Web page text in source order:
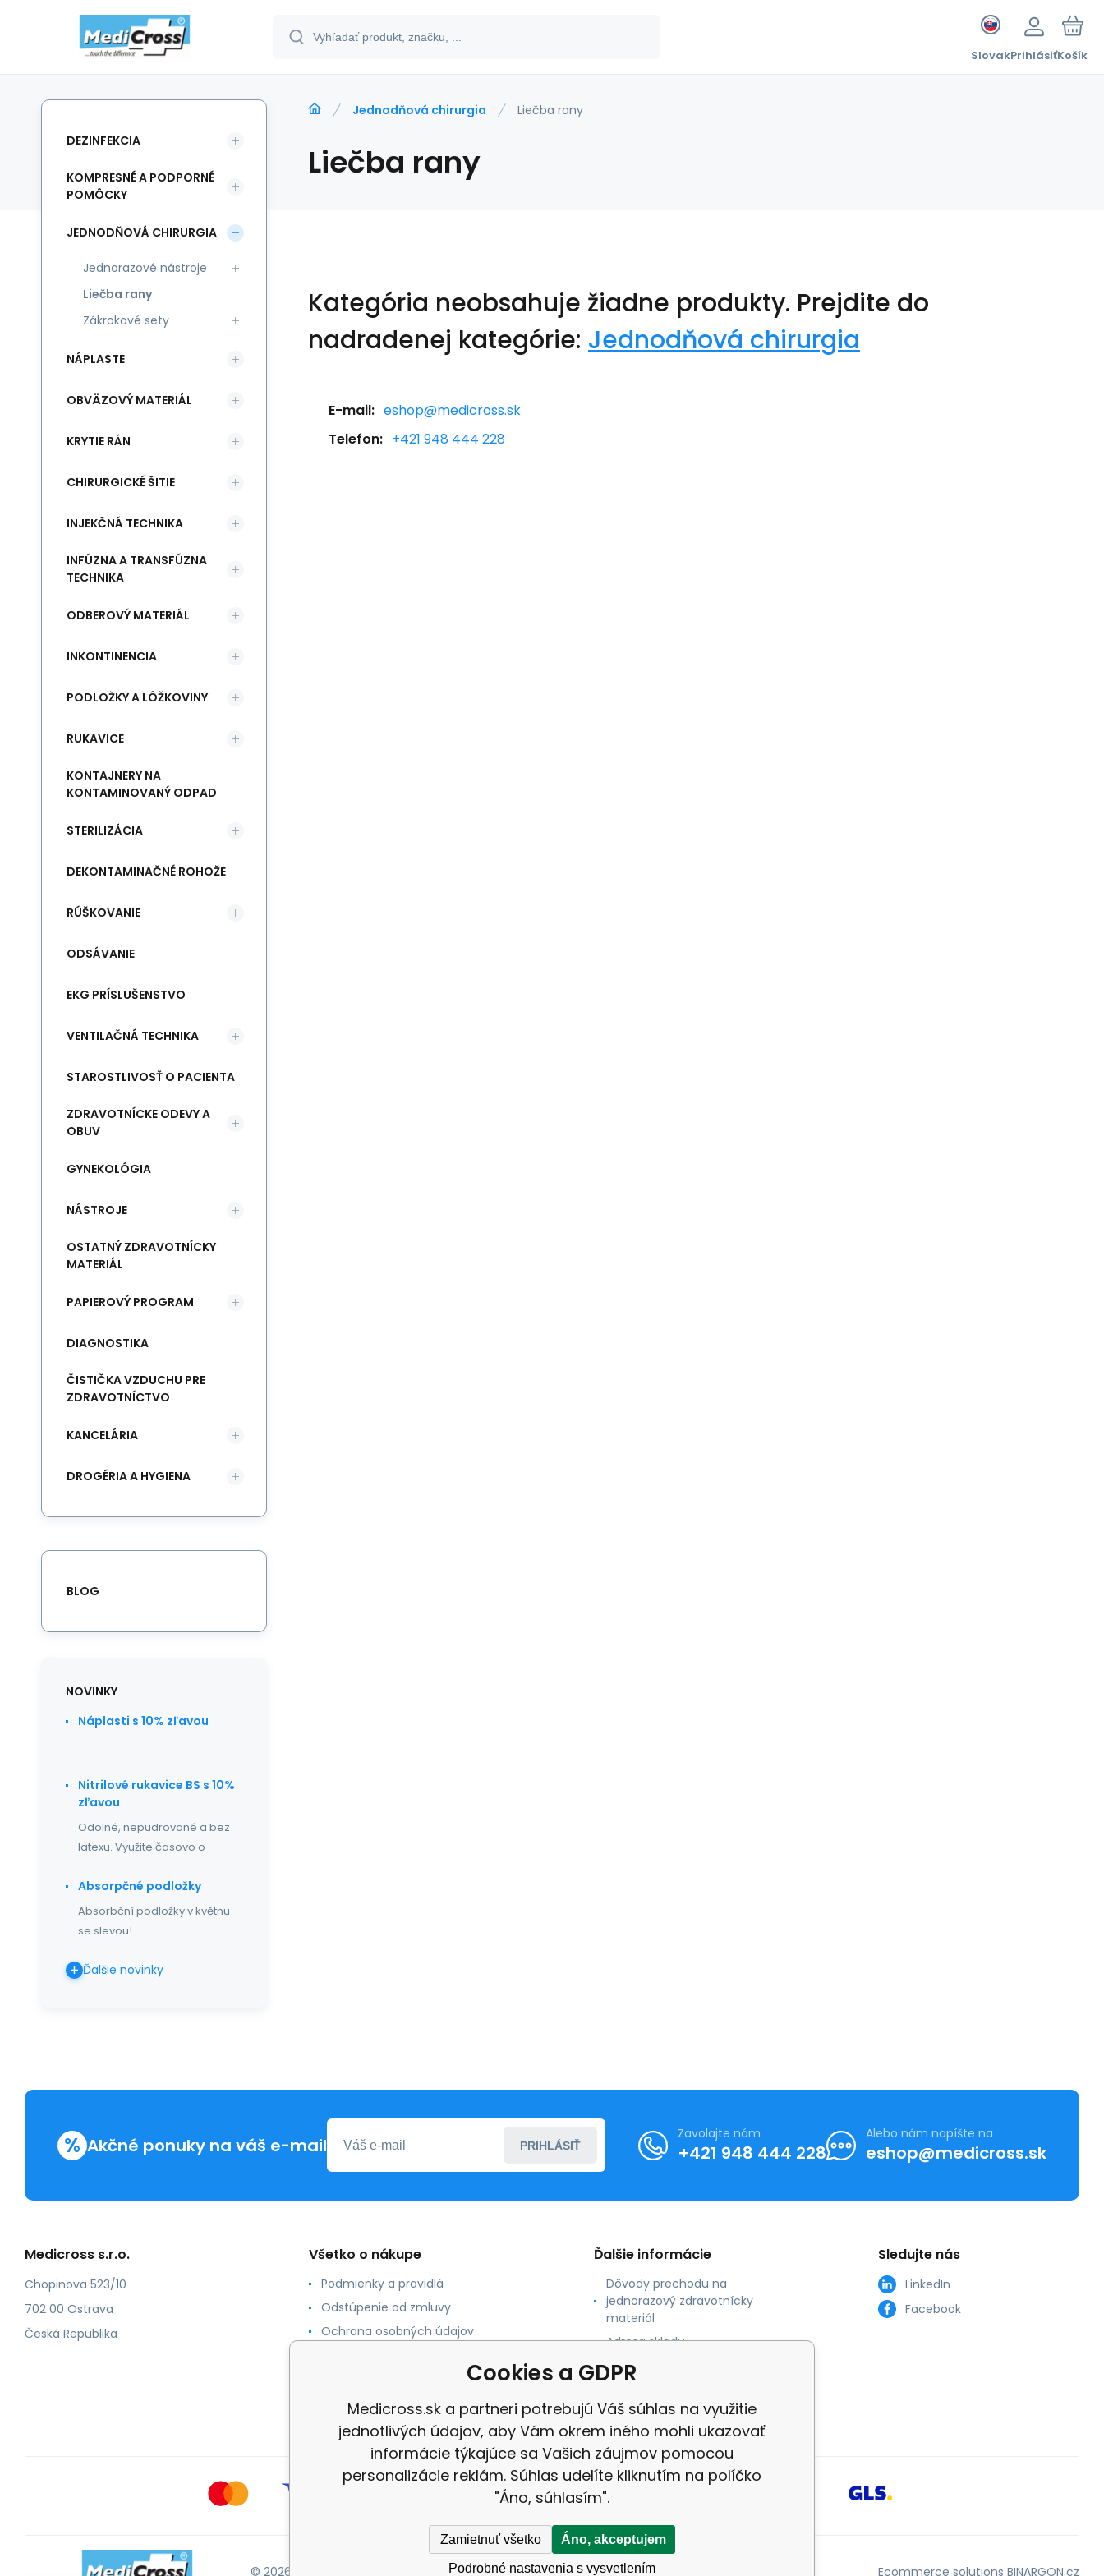
SlovakPrihlásiťKošík
Jednodňová chirurgia Liečba rany
Liečba rany
Kategória neobsahuje žiadne produkty. Prejdite do
nadradenej kategórie: Jednodňová chirurgia
E-mail: eshop@medicross.sk
Telefon: +421 948 444 228
DEZINFEKCIA
KOMPRESNÉ A PODPORNÉ
POMÔCKY
JEDNODŇOVÁ CHIRURGIA
Jednorazové nástroje
Liečba rany
Zákrokové sety
NÁPLASTE
OBVÄZOVÝ MATERIÁL
KRYTIE RÁN
CHIRURGICKÉ ŠITIE
INJEKČNÁ TECHNIKA
INFÚZNA A TRANSFÚZNA
TECHNIKA
ODBEROVÝ MATERIÁL
INKONTINENCIA
PODLOŽKY A LÔŽKOVINY
RUKAVICE
KONTAJNERY NA
KONTAMINOVANÝ ODPAD
STERILIZÁCIA
DEKONTAMINAČNÉ ROHOŽE
RÚŠKOVANIE
ODSÁVANIE
EKG PRÍSLUŠENSTVO
VENTILAČNÁ TECHNIKA
STAROSTLIVOSŤ O PACIENTA
ZDRAVOTNÍCKE ODEVY A
OBUV
GYNEKOLÓGIA
NÁSTROJE
OSTATNÝ ZDRAVOTNÍCKY
MATERIÁL
PAPIEROVÝ PROGRAM
DIAGNOSTIKA
ČISTIČKA VZDUCHU PRE
ZDRAVOTNÍCTVO
KANCELÁRIA
DROGÉRIA A HYGIENA
BLOG
NOVINKY
Náplasti s 10% zľavou
Nitrilové rukavice BS s 10%
zľavou
Odolné, nepudrované a bez
latexu. Využite časovo o
Absorpčné podložky
Absorbční podložky v květnu
se slevou!
Ďalšie novinky
% Akčné ponuky na váš e-mail PRIHLÁSIŤ
Zavolajte nám
+421 948 444 228
Alebo nám napíšte na
eshop@medicross.sk
Medicross s.r.o.
Chopinova 523/10
702 00 Ostrava
Česká Republika
Všetko o nákupe
Podmienky a pravidlá
Odstúpenie od zmluvy
Ochrana osobných údajov
Kontaktné údaje
Ďalšie informácie
Dôvody prechodu na
jednorazový zdravotnícky
materiál
Adresa skladu
Sledujte nás
LinkedIn
Facebook
© 2026 Medicross.sk | Mapa stránok Ecommerce solutions BINARGON.cz
Cookies a GDPR
Medicross.sk a partneri potrebujú Váš súhlas na využitie
jednotlivých údajov, aby Vám okrem iného mohli ukazovať
informácie týkajúce sa Vašich záujmov pomocou
personalizácie reklám. Súhlas udelíte kliknutím na políčko
"Áno, súhlasím".
Zamietnuť všetko Áno, akceptujem
Podrobné nastavenia s vysvetlením